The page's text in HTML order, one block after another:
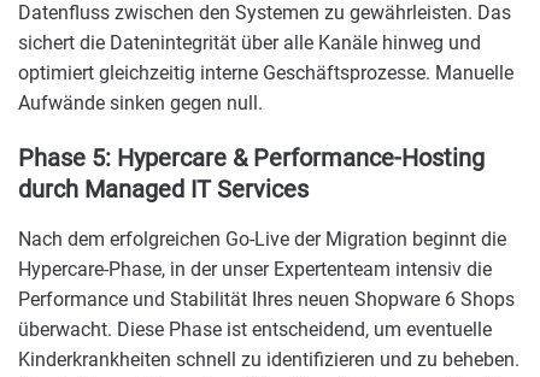
Datenfluss zwischen den Systemen zu gewährleisten. Das
sichert die Datenintegrität über alle Kanäle hinweg und
optimiert gleichzeitig interne Geschäftsprozesse. Manuelle
Aufwände sinken gegen null.
Phase 5: Hypercare & Performance-Hosting
durch Managed IT Services
Nach dem erfolgreichen Go-Live der Migration beginnt die
Hypercare-Phase, in der unser Expertenteam intensiv die
Performance und Stabilität Ihres neuen Shopware 6 Shops
überwacht. Diese Phase ist entscheidend, um eventuelle
Kinderkrankheiten schnell zu identifizieren und zu beheben.